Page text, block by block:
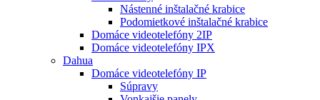
Nástenné inštalačné krabice
Podomietkové inštalačné krabice
Domáce videotelefóny 2IP
Domáce videotelefóny IPX
Dahua
Domáce videotelefóny IP
Súpravy